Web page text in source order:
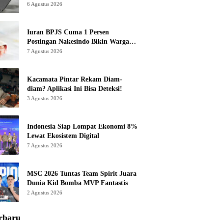
6 Agustus 2026
Iuran BPJS Cuma 1 Persen
Postingan Nakesindo Bikin Warganet
Murka
7 Agustus 2026
Kacamata Pintar Rekam Diam-
diam? Aplikasi Ini Bisa Deteksi!
3 Agustus 2026
Indonesia Siap Lompat Ekonomi 8%
Lewat Ekosistem Digital
7 Agustus 2026
MSC 2026 Tuntas Team Spirit Juara
Dunia Kid Bomba MVP Fantastis
2 Agustus 2026